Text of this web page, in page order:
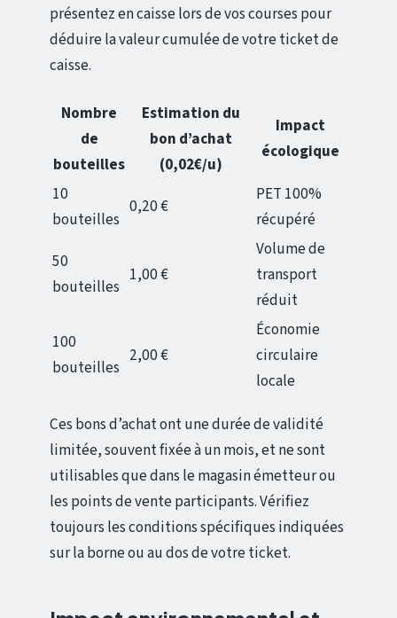
présentez en caisse lors de vos courses pour
déduire la valeur cumulée de votre ticket de
caisse.
Nombre
de
bouteilles
Estimation du
bon d’achat
(0,02€/u)
Impact
écologique
10
bouteilles
0,20 €
PET 100%
récupéré
50
bouteilles
1,00 €
Volume de
transport
réduit
100
bouteilles
2,00 €
Économie
circulaire
locale
Ces bons d’achat ont une durée de validité
limitée, souvent fixée à un mois, et ne sont
utilisables que dans le magasin émetteur ou
les points de vente participants. Vérifiez
toujours les conditions spécifiques indiquées
sur la borne ou au dos de votre ticket.